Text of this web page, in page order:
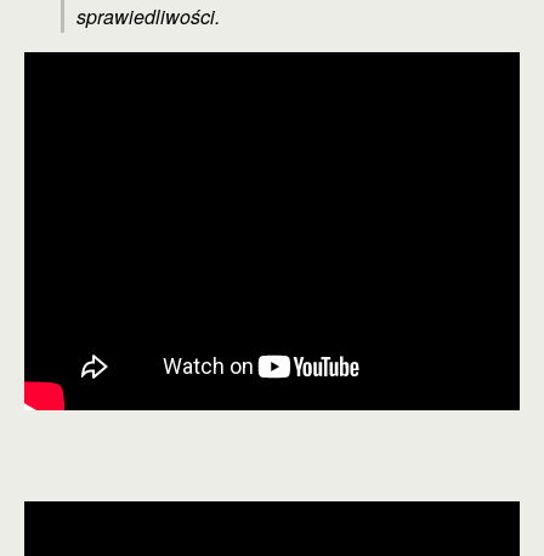
sprawiedliwości.